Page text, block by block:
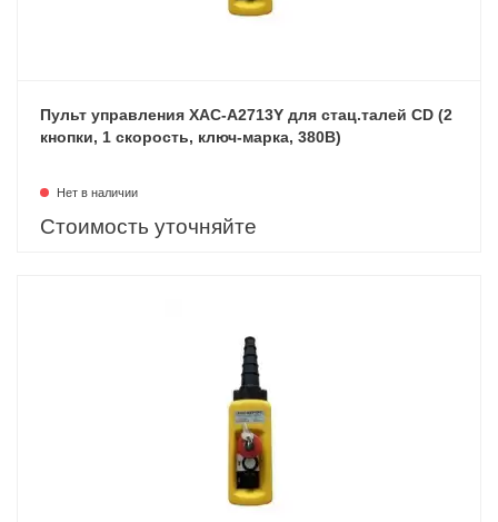
Пульт управления XAC-A2713Y для стац.талей CD (2
кнопки, 1 скорость, ключ-марка, 380В)
Нет в наличии
Стоимость уточняйте